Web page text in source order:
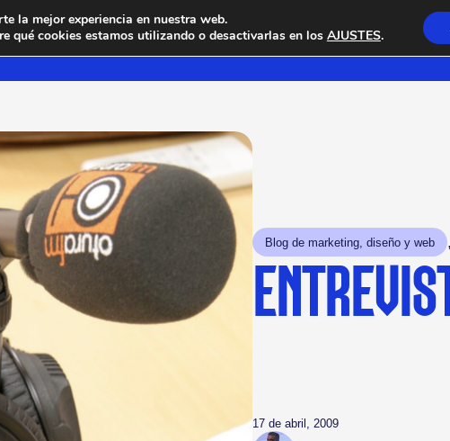
Blog de marketing, diseño y web ,
17 de abril, 2009
la mejor experiencia en nuestra web.
qué cookies estamos utilizando o desactivarlas en los AJUSTES.